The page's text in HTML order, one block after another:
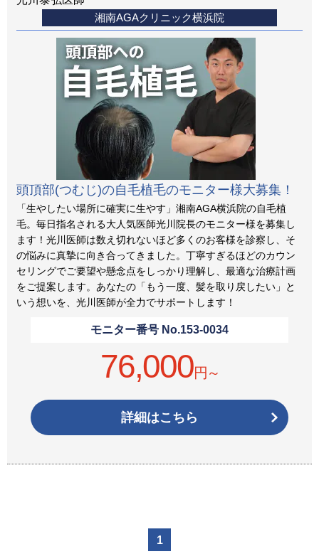
湘南AGAクリニック横浜院
頭頂部(つむじ)の自毛植毛のモニター様大募集！
「生やしたい場所に確実に生やす」湘南AGA横浜院の自毛植
毛。毎日指名される大人気医師光川院長のモニター様を募集し
ます！光川医師は数え切れないほど多くのお客様を診察し、そ
の悩みに真摯に向き合ってきました。丁寧すぎるほどのカウン
セリングでご要望や懸念点をしっかり理解し、最適な治療計画
をご提案します。あなたの「もう一度、髪を取り戻したい」と
いう想いを、光川医師が全力でサポートします！
モニター番号 No.153-0034
76,000円～
詳細はこちら
1